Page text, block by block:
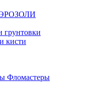
грунтовки
кисти
Фломастеры